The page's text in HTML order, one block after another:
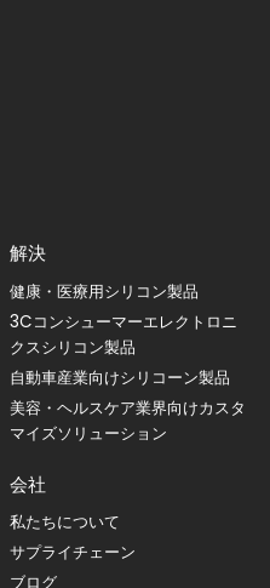
解決
健康・医療用シリコン製品
3Cコンシューマーエレクトロニ
クスシリコン製品
自動車産業向けシリコーン製品
美容・ヘルスケア業界向けカスタ
マイズソリューション
会社
私たちについて
サプライチェーン
ブログ